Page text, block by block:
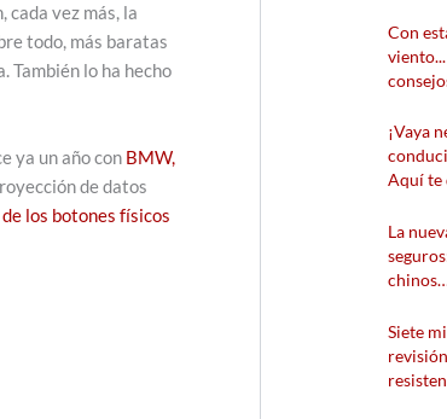
cada vez más, la
todo, más baratas
También lo ha hecho
ya un año con BMW,
de datos
los botones físicos
Con
¡Vaya
Aquí te
La
Siete